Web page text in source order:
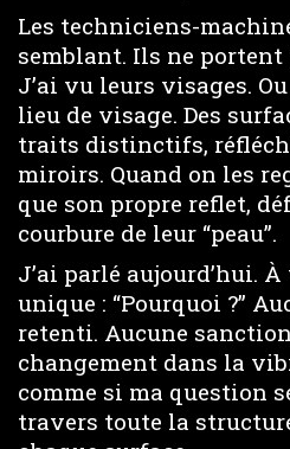
Les techniciens-
semblant. Ils ne portent
J’ai vu leurs visages.
lieu de visage. Des
traits distinctifs,
miroirs. Quand on les
que son propre reflet,
courbure de leur “peau”.
J’ai parlé aujourd’hui.
unique : “Pourquoi ?”
retenti. Aucune
changement dans la
comme si ma question
travers toute la